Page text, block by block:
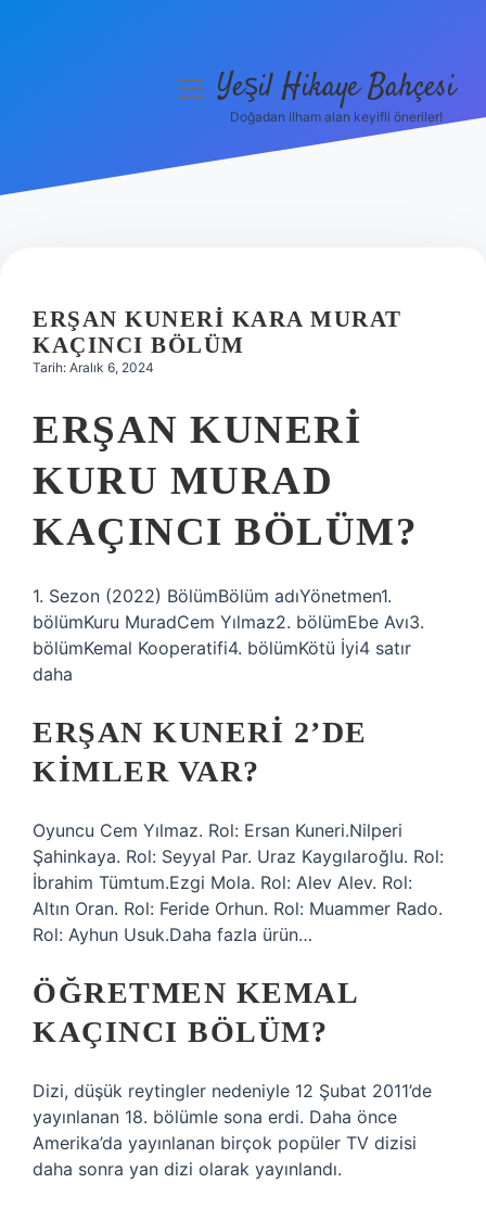
Hakkımızda
menüyüYeşil Hikaye Bahçesi
Doğadan ilham alan keyifli öneriler!
ERŞAN KUNERI KARA MURAT
KAÇINCI BÖLÜM
Tarih: Aralık 6, 2024
ERŞAN KUNERI
KURU MURAD
KAÇINCI BÖLÜM?
1. Sezon (2022) BölümBölüm adıYönetmen1.
bölümKuru MuradCem Yılmaz2. bölümEbe Avı3.
bölümKemal Kooperatifi4. bölümKötü İyi4 satır
daha
ERŞAN KUNERI 2’DE
KIMLER VAR?
Oyuncu Cem Yılmaz. Rol: Ersan Kuneri.Nilperi
Şahinkaya. Rol: Seyyal Par. Uraz Kaygılaroğlu. Rol:
İbrahim Tümtum.Ezgi Mola. Rol: Alev Alev. Rol:
Altın Oran. Rol: Feride Orhun. Rol: Muammer Rado.
Rol: Ayhun Usuk.Daha fazla ürün…
ÖĞRETMEN KEMAL
KAÇINCI BÖLÜM?
Dizi, düşük reytingler nedeniyle 12 Şubat 2011’de
yayınlanan 18. bölümle sona erdi. Daha önce
Amerika’da yayınlanan birçok popüler TV dizisi
daha sonra yan dizi olarak yayınlandı.